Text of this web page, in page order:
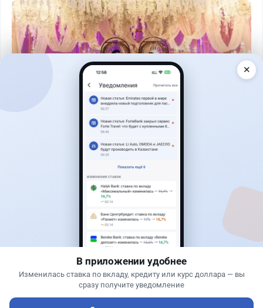
1
7 августа 2026 г., 14:32
Сервисы ВТБ не будут работать почти пять
✕
В приложении удобнее
Изменилась ставка по вкладу, кредиту или курс доллара — вы
сразу получите уведомление